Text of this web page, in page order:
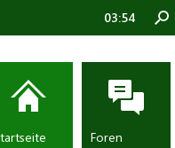
03:54
Foren